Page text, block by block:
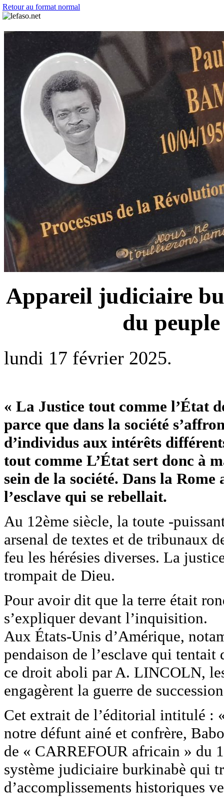
Retour au format normal
Appareil judiciaire
du
lundi 17 février 2025.
« La Justice tout comme l’État
parce que dans la société
d’individus aux intérêts
tout comme L’État sert donc à
sein de la société. Dans la
l’esclave qui se rebellait.
Au 12ème siècle, la toute -
arsenal de textes et de tribunaux
feu les hérésies diverses. La
trompait de Dieu.
Pour avoir dit que la terre était
s’expliquer devant l’inquisition.
Aux États-Unis d’Amérique,
pendaison de l’esclave qui
ce droit aboli par A. LINCOLN,
engagèrent la guerre de
Cet extrait de l’éditorial intitulé :
notre défunt ainé et confrère,
de « CARREFOUR africain » du
système judiciaire burkinabè qui
d’accomplissements historiques